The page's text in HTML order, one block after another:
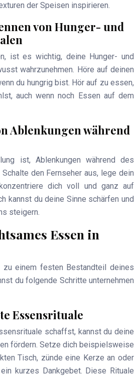
der Speisen inspirieren.
von Hunger- und
ist es wichtig, deine Hunger- und
wahrzunehmen. Höre auf deinen
du hungrig bist. Hör auf zu essen,
auch wenn noch Essen auf dem
Ablenkungen während
ist, Ablenkungen während des
den Fernseher aus, lege dein
dich voll und ganz auf
kannst du deine Sinne schärfen und
steigern.
Essen in
zu einem festen Bestandteil deines
du folgende Schritte unternehmen
Essensrituale
schaffst, kannst du deine
fördern. Setze dich beispielsweise
Tisch, zünde eine Kerze an oder
kurzes Dankgebet. Diese Rituale